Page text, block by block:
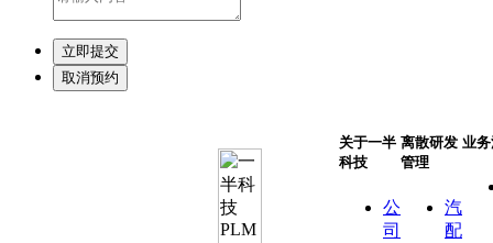
关于一半
科技
公
司
离散研发
管理
汽
配
业